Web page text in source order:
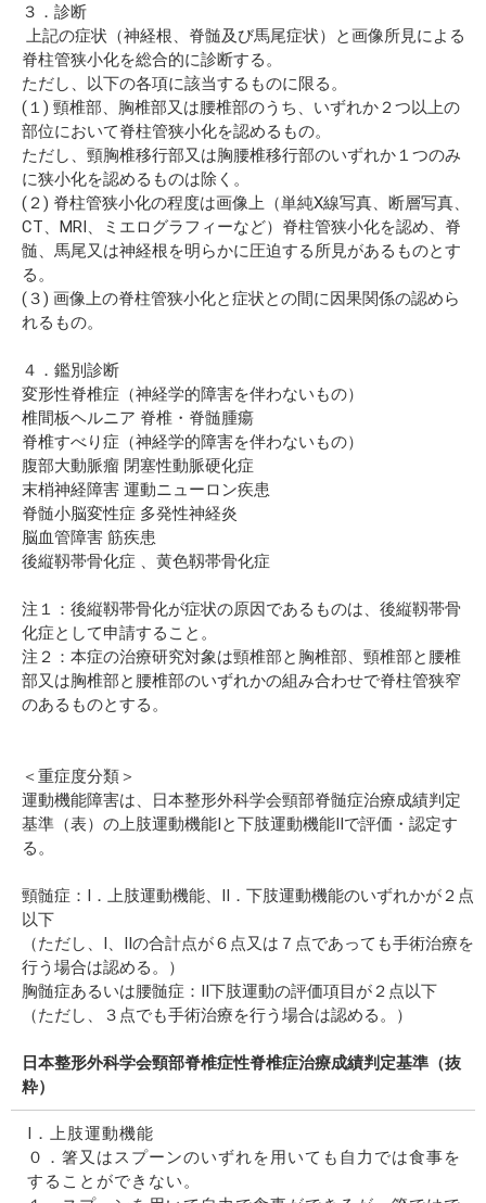
３．診断
上記の症状（神経根、脊髄及び馬尾症状）と画像所見による
脊柱管狭小化を総合的に診断する。
ただし、以下の各項に該当するものに限る。
(１) 頸椎部、胸椎部又は腰椎部のうち、いずれか２つ以上の
部位において脊柱管狭小化を認めるもの。
ただし、頸胸椎移行部又は胸腰椎移行部のいずれか１つのみ
に狭小化を認めるものは除く。
(２) 脊柱管狭小化の程度は画像上（単純X線写真、断層写真、
CT、MRI、ミエログラフィーなど）脊柱管狭小化を認め、脊
髄、馬尾又は神経根を明らかに圧迫する所見があるものとす
る。
(３) 画像上の脊柱管狭小化と症状との間に因果関係の認めら
れるもの。
４．鑑別診断
変形性脊椎症（神経学的障害を伴わないもの）
椎間板ヘルニア 脊椎・脊髄腫瘍
脊椎すべり症（神経学的障害を伴わないもの）
腹部大動脈瘤 閉塞性動脈硬化症
末梢神経障害 運動ニューロン疾患
脊髄小脳変性症 多発性神経炎
脳血管障害 筋疾患
後縦靱帯骨化症 、黄色靱帯骨化症
注１：後縦靱帯骨化が症状の原因であるものは、後縦靱帯骨
化症として申請すること。
注２：本症の治療研究対象は頸椎部と胸椎部、頸椎部と腰椎
部又は胸椎部と腰椎部のいずれかの組み合わせで脊柱管狭窄
のあるものとする。
＜重症度分類＞
運動機能障害は、日本整形外科学会頸部脊髄症治療成績判定
基準（表）の上肢運動機能Iと下肢運動機能IIで評価・認定す
る。
頸髄症：I．上肢運動機能、II．下肢運動機能のいずれかが２点
以下
（ただし、I、IIの合計点が６点又は７点であっても手術治療を
行う場合は認める。）
胸髄症あるいは腰髄症：II下肢運動の評価項目が２点以下
（ただし、３点でも手術治療を行う場合は認める。）
日本整形外科学会頸部脊椎症性脊椎症治療成績判定基準（抜
粋）
I．上肢運動機能
０．箸又はスプーンのいずれを用いても自力では食事を
することができない。